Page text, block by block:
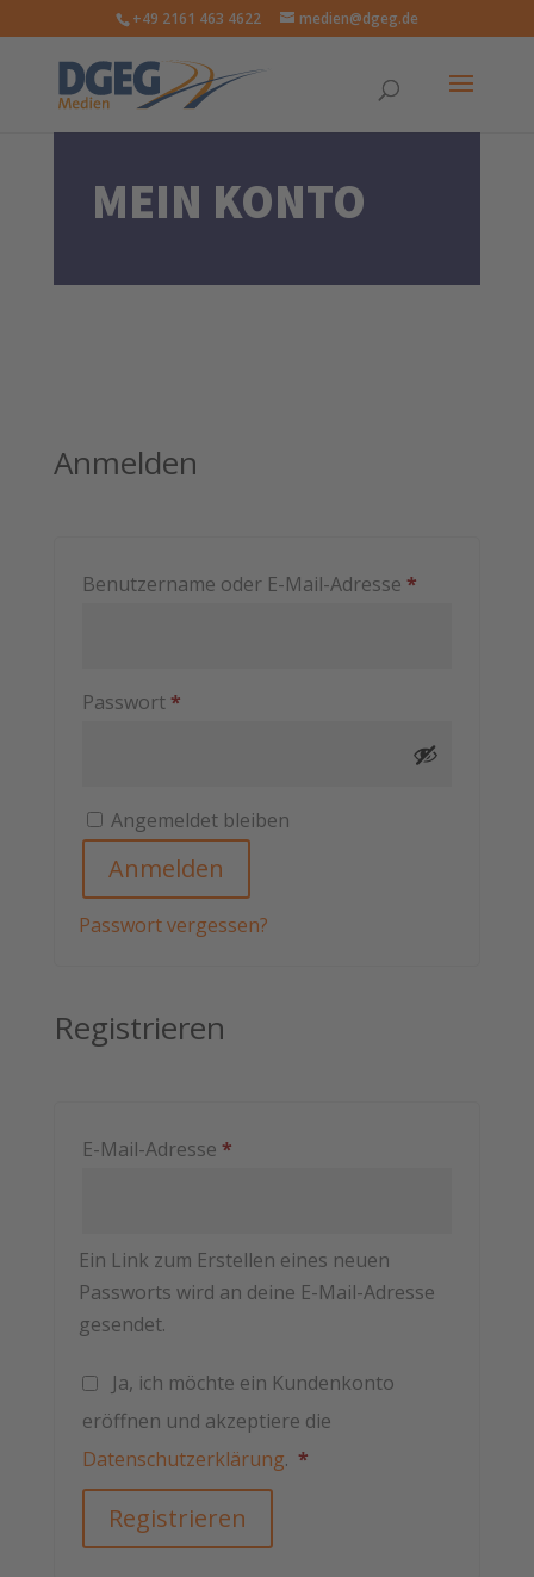
+49 2161 463 4622 medien@dgeg.de
MEIN KONTO
Anmelden
Benutzername oder E-Mail-Adresse *Erforderlich
Passwort*Erforderlich
Angemeldet bleiben
Anmelden
Passwort vergessen?
Registrieren
E-Mail-Adresse *Erforderlich
Ein Link zum Erstellen eines neuen
Passworts wird an deine E-Mail-Adresse
gesendet.
Ja, ich möchte ein Kundenkonto
eröffnen und akzeptiere die
Datenschutzerklärung. *Erforderlich
Registrieren